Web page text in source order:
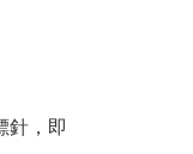
針，即